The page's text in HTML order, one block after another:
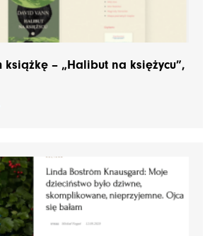
książkę – „Halibut na księżycu”,